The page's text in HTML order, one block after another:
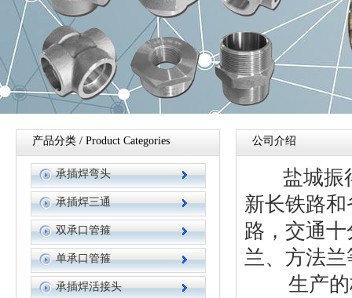
产品分类 / Product Categories
承插焊弯头
承插焊三通
双承口管箍
单承口管箍
承插焊活接头
公司介绍
盐城振得
新长铁路
路，交通
兰、方法
生产的标